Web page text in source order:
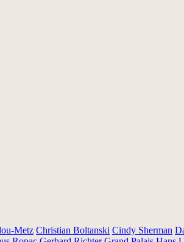
Metz Christian Boltanski Cindy Sherman